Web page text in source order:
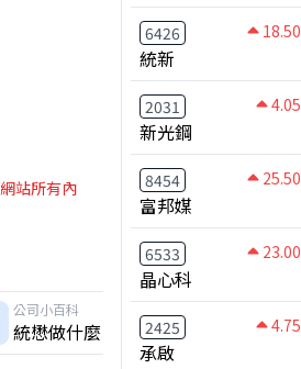
站所有內
公司小百科
統懋做什麼？ 凌航做什麼？
6426 18.50
統新
2031 4.05
新光鋼
8454 25.50
富邦媒
6533 23.00
晶心科
2425 4.75
承啟